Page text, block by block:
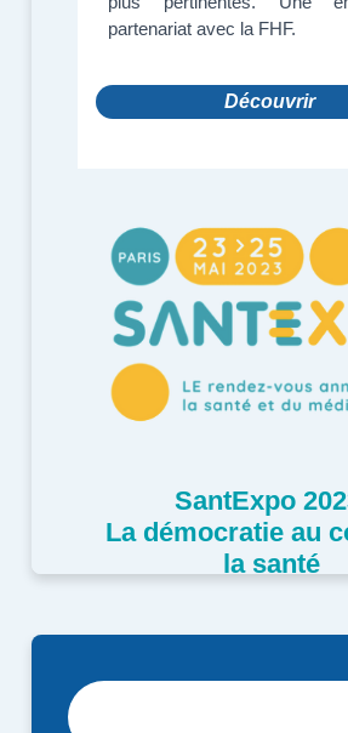
RECEVOIR LA NEWSLETTER